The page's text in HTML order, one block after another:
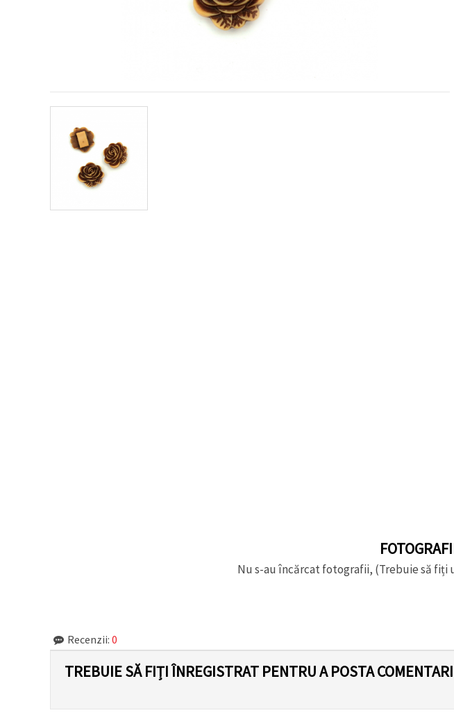
Nu s-au încărcat fotografii, (Trebuie să
Recenzii: 0
TREBUIE SĂ FIȚI ÎNREGISTRAT PENTRU A POSTA